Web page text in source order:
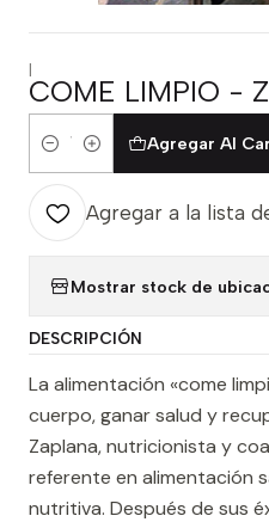
|
COME LIMPIO -
Cantidad
Agregar Al
Agregar a la lista
Mostrar stock de
DESCRIPCIÓN
La alimentación «come
cuerpo, ganar salud y
Zaplana, nutricionista y
referente en alimentación
nutritiva. Después de sus